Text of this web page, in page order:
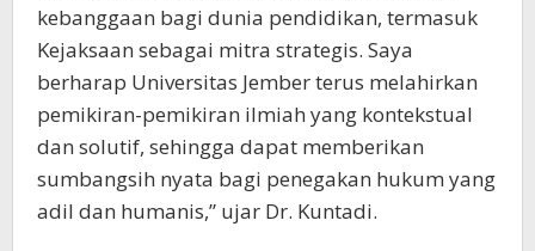
kebanggaan bagi dunia pendidikan, termasuk
Kejaksaan sebagai mitra strategis. Saya
berharap Universitas Jember terus melahirkan
pemikiran-pemikiran ilmiah yang kontekstual
dan solutif, sehingga dapat memberikan
sumbangsih nyata bagi penegakan hukum yang
adil dan humanis,” ujar Dr. Kuntadi.